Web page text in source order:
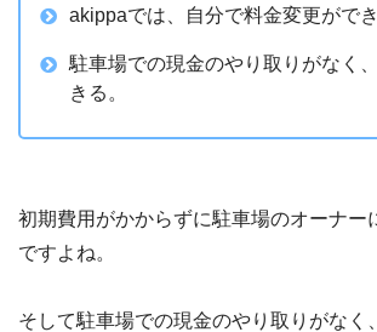
akippaでは、自分で料金変更ができ
駐車場での現金のやり取りがなく
きる。
初期費用がかからずに駐車場のオーナー
ですよね。
そして駐車場での現金のやり取りがなく